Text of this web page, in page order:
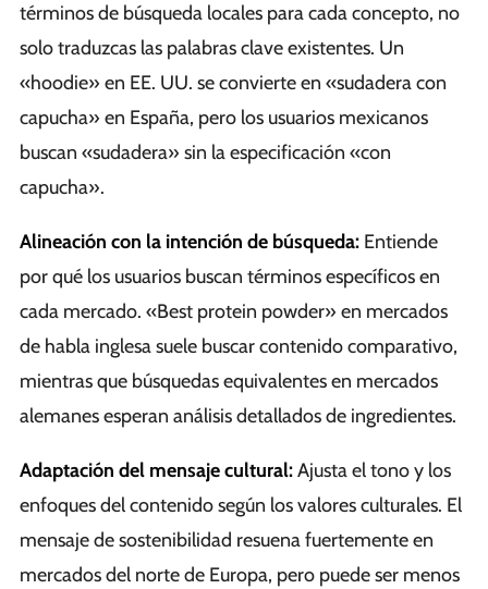
términos de búsqueda locales para cada concepto, no
solo traduzcas las palabras clave existentes. Un
«hoodie» en EE. UU. se convierte en «sudadera con
capucha» en España, pero los usuarios mexicanos
buscan «sudadera» sin la especificación «con
capucha».
Alineación con la intención de búsqueda: Entiende
por qué los usuarios buscan términos específicos en
cada mercado. «Best protein powder» en mercados
de habla inglesa suele buscar contenido comparativo,
mientras que búsquedas equivalentes en mercados
alemanes esperan análisis detallados de ingredientes.
Adaptación del mensaje cultural:Ajusta el tono y los
enfoques del contenido según los valores culturales. El
mensaje de sostenibilidad resuena fuertemente en
mercados del norte de Europa, pero puede ser menos